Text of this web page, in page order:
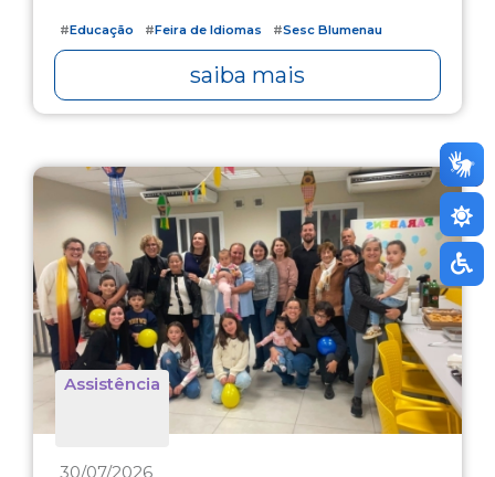
#Educação #Feira de Idiomas #Sesc Blumenau
saiba mais
Assistência
30/07/2026